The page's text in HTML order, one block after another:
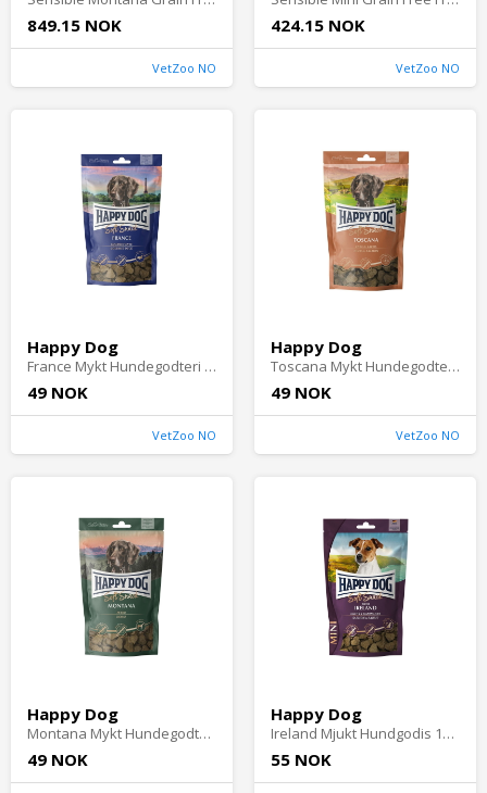
849.15 NOK
VetZoo NO
424.15 NOK
VetZoo NO
Happy Dog
France Mykt Hundegodteri 100 g - Godbiter til hund
49 NOK
VetZoo NO
Happy Dog
Toscana Mykt Hundegodteri 100 g
49 NOK
VetZoo NO
Happy Dog
Montana Mykt Hundegodteri 100 g
49 NOK
Happy Dog
Ireland Mjukt Hundgodis 100 g - Mykt hundegodteri
55 NOK